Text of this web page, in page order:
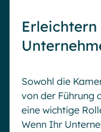
Sowohl die
von der Führung
eine wichtige
Wenn Ihr